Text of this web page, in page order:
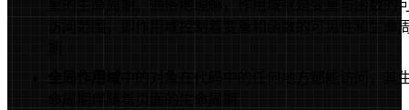
量的生命周期。通俗地理解，作用域就是变量与函数的
访问范围，即作用域控制着变量和函数的可见性和生命
中的对象在代码中的任何地方都能访问，其
命周期伴随着页面的生命周期